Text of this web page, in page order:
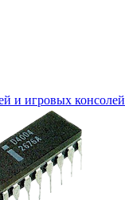
и игровых консолей